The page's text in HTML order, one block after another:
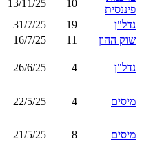
פיננסית
10
13/11/25
נדל"ן 19
31/7/25
שוק ההון 11
16/7/25
נדל"ן 4
26/6/25
מיסים 4
22/5/25
מיסים 8
21/5/25